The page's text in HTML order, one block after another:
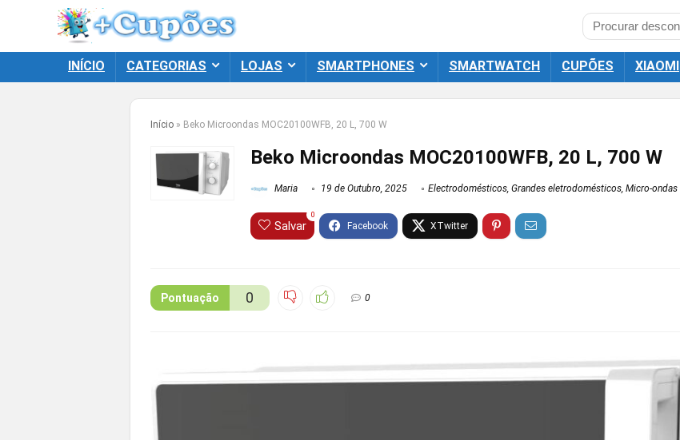
INÍCIO CATEGORIAS LOJAS SMARTPHONES SMARTWATCH CUPÕES XIAOMI
Início » Beko Microondas MOC20100WFB, 20 L, 700 W
Beko Microondas MOC20100WFB, 20 L, 700 W
Maria 19 de Outubro, 2025 Electrodomésticos, Grandes eletrodomésticos, Micro-ondas
Salvar
0
Pontuação 0 0